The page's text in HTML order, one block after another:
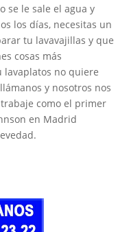
se le sale el agua y
los días, necesitas un
tu lavavajillas y que
cosas más
lavaplatos no quiere
y nosotros nos
como el primer
en Madrid